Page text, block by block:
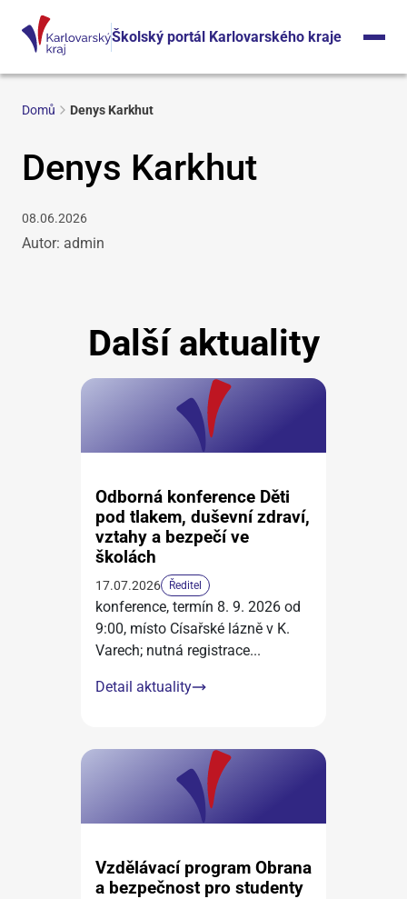
Školský portál Karlovarského kraje
Domů Denys Karkhut
Denys Karkhut
08.06.2026
Autor: admin
Další aktuality
Odborná konference Děti
pod tlakem, duševní zdraví,
vztahy a bezpečí ve
školách
17.07.2026 Ředitel
konference, termín 8. 9. 2026 od
9:00, místo Císařské lázně v K.
Varech; nutná registrace...
Detail aktuality
Vzdělávací program Obrana
a bezpečnost pro studenty